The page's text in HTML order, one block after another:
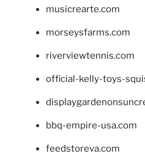
musicrearte.com
morseysfarms.com
riverviewtennis.com
official-kelly-toys-
bbq-empire-usa.com
feedstoreva.com